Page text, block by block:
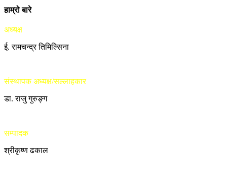
हाम्रो बारे
अध्यक्ष
ई. रामचन्द्र तिमिल्सिना
संस्थापक अध्यक्ष/सल्लाहकार
डा. राजु गुरुङ्ग
सम्पादक
श्रीकृष्ण ढकाल